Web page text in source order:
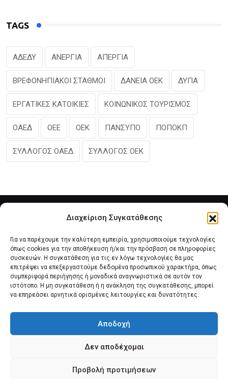
Διαχείριση Συγκατάθεσης
Για να παρέχουμε την καλύτερη εμπειρία, χρησιμοποιούμε τεχνολογίες
όπως cookies για την αποθήκευση ή/και την πρόσβαση σε πληροφορίες
συσκευών. Η συγκατάθεση για τις εν λόγω τεχνολογίες θα μας
επιτρέψει να επεξεργαστούμε δεδομένα προσωπικού χαρακτήρα, όπως
συμπεριφορά περιήγησης ή μοναδικά αναγνωριστικά σε αυτόν τον
ιστότοπο. Η μη συγκατάθεση ή η ανάκληση της συγκατάθεσης, μπορεί
να επηρεάσει αρνητικά ορισμένες λειτουργίες και δυνατότητες.
Αποδοχή
Δεν αποδέχομαι
Προβολή προτιμήσεων
TAGS
ΑΔΕΔΥ ΑΝΕΡΓΙΑ ΑΠΕΡΓΙΑ
ΒΡΕΦΟΝΗΠΙΑΚΟΙ ΣΤΑΘΜΟΙ ΔΑΝΕΙΑ ΟΕΚ ΔΥΠΑ
ΕΡΓΑΤΙΚΕΣ ΚΑΤΟΙΚΙΕΣ ΚΟΙΝΩΝΙΚΟΣ ΤΟΥΡΙΣΜΟΣ
ΟΑΕΔ ΟΕΕ ΟΕΚ ΠΑΝΣΥΠΟ ΠΟΠΟΚΠ
ΣΥΛΛΟΓΟΣ ΟΑΕΔ ΣΥΛΛΟΓΟΣ ΟΕΚ
Αρχική Νέα του Συλλόγου Θέματα e-Magazino
Πολιτική Cookies (ΕΕ)